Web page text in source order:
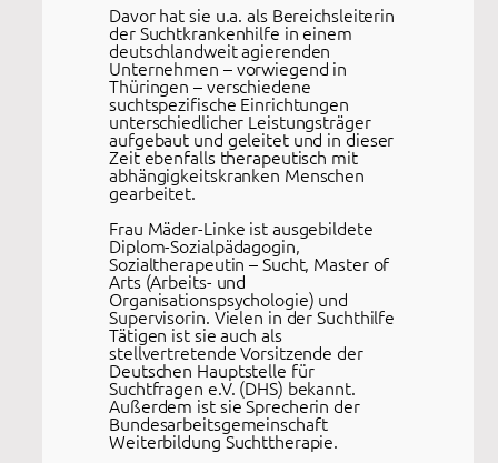
Davor hat sie u.a. als Bereichsleiterin
der Suchtkrankenhilfe in einem
deutschlandweit agierenden
Unternehmen – vorwiegend in
Thüringen – verschiedene
suchtspezifische Einrichtungen
unterschiedlicher Leistungsträger
aufgebaut und geleitet und in dieser
Zeit ebenfalls therapeutisch mit
abhängigkeitskranken Menschen
gearbeitet.
Frau Mäder-Linke ist ausgebildete
Diplom-Sozialpädagogin,
Sozialtherapeutin – Sucht, Master of
Arts (Arbeits- und
Organisationspsychologie) und
Supervisorin. Vielen in der Suchthilfe
Tätigen ist sie auch als
stellvertretende Vorsitzende der
Deutschen Hauptstelle für
Suchtfragen e.V. (DHS) bekannt.
Außerdem ist sie Sprecherin der
Bundesarbeitsgemeinschaft
Weiterbildung Suchttherapie.